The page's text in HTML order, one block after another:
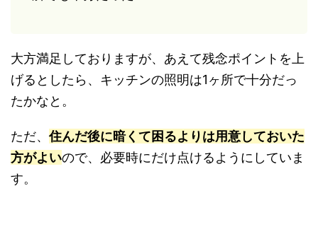
大方満足しておりますが、あえて残念ポイントを上
げるとしたら、キッチンの照明は1ヶ所で十分だっ
たかなと。
ただ、住んだ後に暗くて困るよりは用意しておいた
方がよいので、必要時にだけ点けるようにしていま
す。